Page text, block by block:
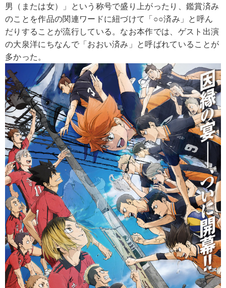
男（または女）」という称号で盛り上がったり、鑑賞済み
のことを作品の関連ワードに紐づけて「○○済み」と呼ん
だりすることが流行している。なお本作では、ゲスト出演
の大泉洋にちなんで「おおい済み」と呼ばれていることが
多かった。